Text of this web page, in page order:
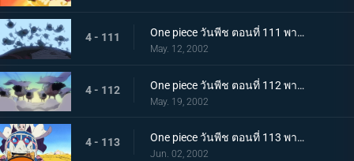
4 - 111 One piece วันพีช ตอนที่ 111 พากย์ไทย มุ่งหน้าไปสู่ปาฏิหาริย์..ดินแดนแห่งสัตว์ป่าอลาบัสต้า
May. 12, 2002
4 - 112 One piece วันพีช ตอนที่ 112 พากย์ไทย คณะปฏิวัติ ปะทะ ทหารรักษาอาณาจักร..ศึกตัดสินที่ "อัลบาน่า"
May. 19, 2002
4 - 113 One piece วันพีช ตอนที่ 113 พากย์ไทย อัลบาน่าตกอยู่ในวิกฤต..ศึกนองเลือดของหัวหน้ากาลู
Jun. 02, 2002